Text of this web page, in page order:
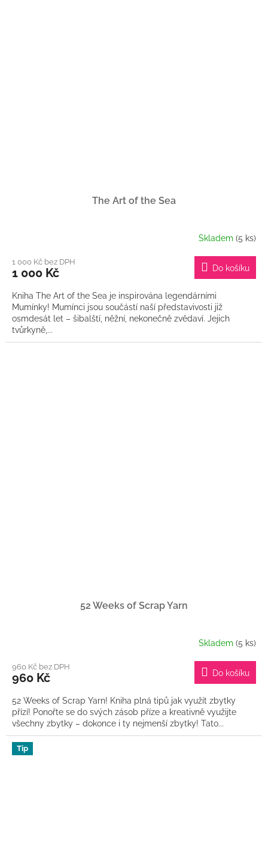
The Art of the Sea
Skladem (5 ks)
1 000 Kč bez DPH
1 000 Kč Do košíku
Kniha The Art of the Sea je inspirována legendárními
Mumínky! Mumínci jsou součástí naší představivosti již
osmdesát let – šibalští, něžní, nekonečně zvědaví. Jejich
tvůrkyně,...
52 Weeks of Scrap Yarn
Skladem (5 ks)
960 Kč bez DPH
960 Kč Do košíku
52 Weeks of Scrap Yarn! Kniha plná tipů jak využít zbytky
přízí! Ponořte se do svých zásob příze a kreativně využijte
všechny zbytky – dokonce i ty nejmenší zbytky! Tato...
Tip